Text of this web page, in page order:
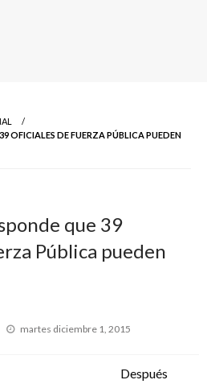
OFICIALES DE FUERZA PÚBLICA PUEDEN
que 39
Pública pueden
Publicado
martes diciembre 1, 2015
Después